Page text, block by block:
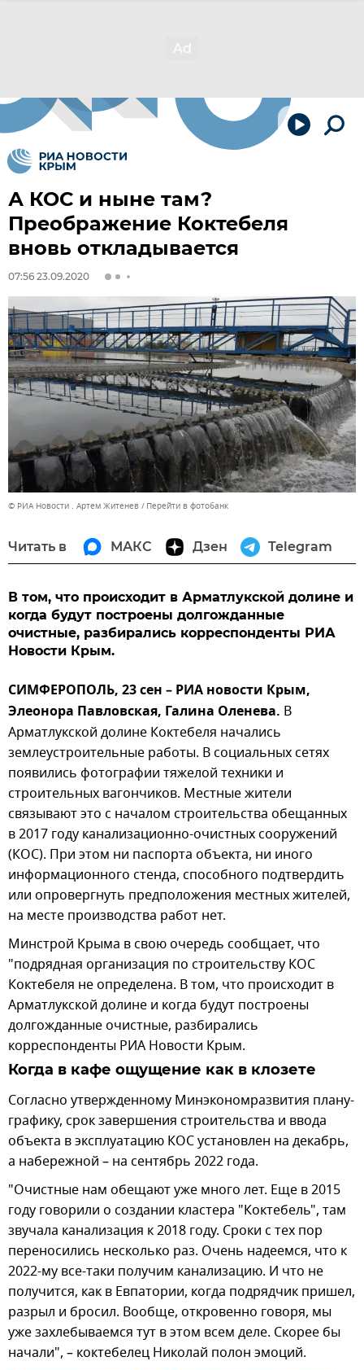
А КОС и ныне там?
Преображение Коктебеля
вновь откладывается
07:56 23.09.2020
© РИА Новости . Артем Житенев Перейти в фотобанк
Читать в МАКС Дзен Telegram
В том, что происходит в Арматлукской долине и
когда будут построены долгожданные
очистные, разбирались корреспонденты РИА
Новости Крым.
СИМФЕРОПОЛЬ, 23 сен – РИА новости Крым,
Элеонора Павловская, Галина Оленева. В
Арматлукской долине Коктебеля начались
землеустроительные работы. В социальных сетях
появились фотографии тяжелой техники и
строительных вагончиков. Местные жители
связывают это с началом строительства обещанных
в 2017 году канализационно-очистных сооружений
(КОС). При этом ни паспорта объекта, ни иного
информационного стенда, способного подтвердить
или опровергнуть предположения местных жителей,
на месте производства работ нет.
Минстрой Крыма в свою очередь сообщает, что
"подрядная организация по строительству КОС
Коктебеля не определена. В том, что происходит в
Арматлукской долине и когда будут построены
долгожданные очистные, разбирались
корреспонденты РИА Новости Крым.
Когда в кафе ощущение как в клозете
Согласно утвержденному Минэкономразвития плану-
графику, срок завершения строительства и ввода
объекта в эксплуатацию КОС установлен на декабрь,
а набережной – на сентябрь 2022 года.
"Очистные нам обещают уже много лет. Еще в 2015
году говорили о создании кластера "Коктебель", там
звучала канализация к 2018 году. Сроки с тех пор
переносились несколько раз. Очень надеемся, что к
2022-му все-таки получим канализацию. И что не
получится, как в Евпатории, когда подрядчик пришел,
разрыл и бросил. Вообще, откровенно говоря, мы
уже захлебываемся тут в этом всем деле. Скорее бы
начали", – коктебелец Николай полон эмоций.